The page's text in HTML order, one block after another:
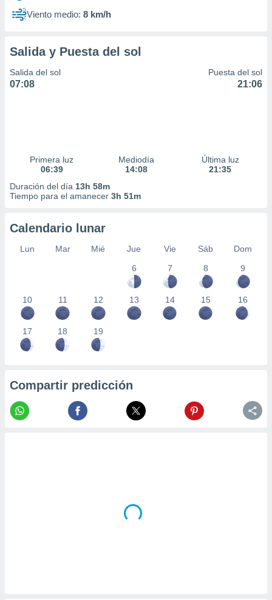
Viento medio: 8 km/h
Salida y Puesta del sol
Salida del sol
07:08
Puesta del sol
21:06
Primera luz
06:39
Mediodía
14:08
Última luz
21:35
Duración del día 13h 58m
Tiempo para el amanecer 3h 51m
Calendario lunar
Lun Mar Mié Jue Vie Sáb
Dom
6
7 8 9
10 11 12 13 14 15 16
17 18 19
Compartir predicción